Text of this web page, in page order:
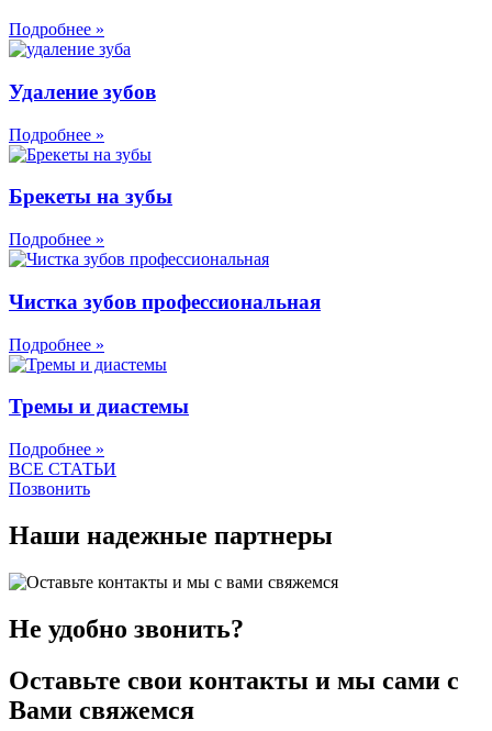
Подробнее »
Удаление зубов
Подробнее »
Брекеты на зубы
Подробнее »
Чистка зубов профессиональная
Подробнее »
Тремы и диастемы
Подробнее »
ВСЕ СТАТЬИ
Позвонить
Наши надежные партнеры
Не удобно звонить?
Оставьте свои контакты и мы сами с
Вами свяжемся